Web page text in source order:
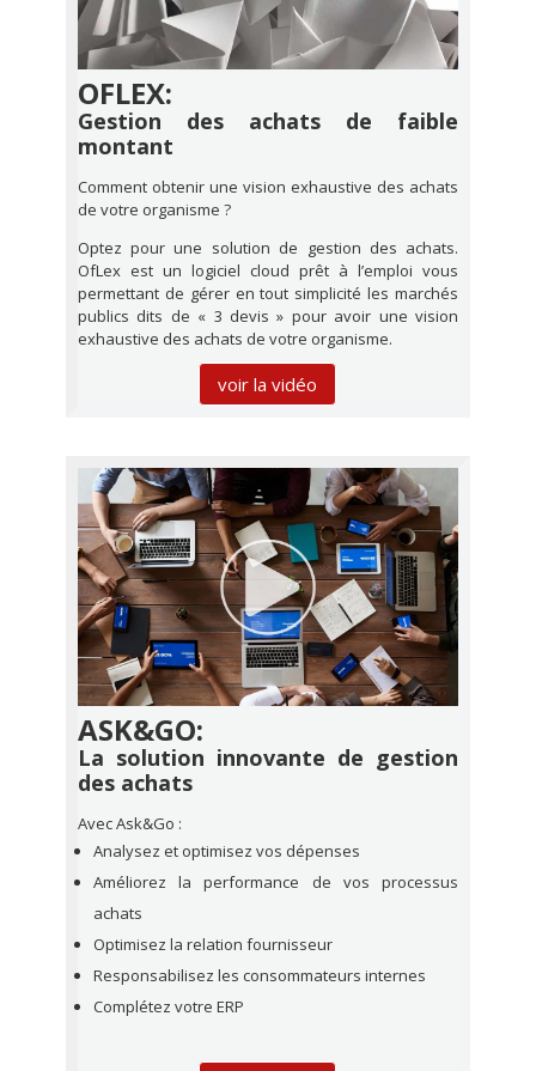
OFLEX:
Gestion des achats de faible
montant
Comment obtenir une vision exhaustive des achats
de votre organisme ?
Optez pour une solution de gestion des achats.
OfLex est un logiciel cloud prêt à l’emploi vous
permettant de gérer en tout simplicité les marchés
publics dits de « 3 devis » pour avoir une vision
exhaustive des achats de votre organisme.
voir la vidéo
ASK&GO:
La solution innovante de gestion
des achats
Avec Ask&Go :
Analysez et optimisez vos dépenses
Améliorez la performance de vos processus
achats
Optimisez la relation fournisseur
Responsabilisez les consommateurs internes
Complétez votre ERP